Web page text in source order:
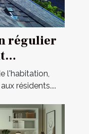
régulier
vie
l'habitation,
résidents....